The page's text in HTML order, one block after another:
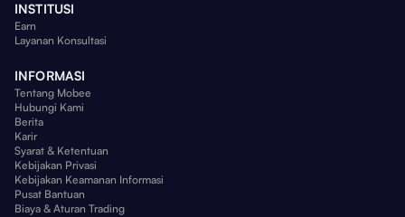
INSTITUSI
Earn
Layanan Konsultasi
INFORMASI
Tentang Mobee
Hubungi Kami
Berita
Karir
Syarat & Ketentuan
Kebijakan Privasi
Kebijakan Keamanan Informasi
Pusat Bantuan
Biaya & Aturan Trading